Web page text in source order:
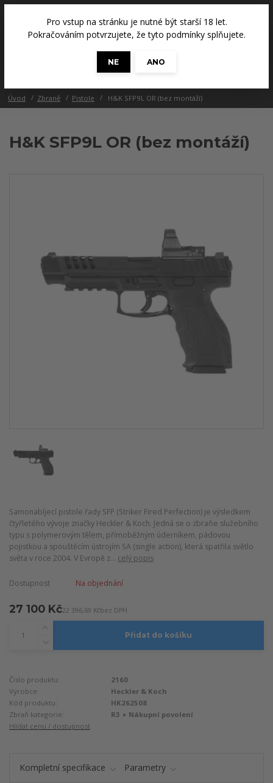
Pro vstup na stránku je nutné být starší 18 let.
Pokračováním potvrzujete, že tyto podmínky splňujete.
NE
ANO
0 Kč
Úvod Zbraně Pistole H&K SFP9L OR (bez montáží)
H&K SFP9L OR (bez montáží)
Samonabíjecí pistole řady SFP (Striker Fired Perfection) je výsledkem
čtyřletého vývoje značky Heckler & Koch. Jedná se o zbraňe služebního
typu s polymerovým tělem, přímoběžným úderníkem, pádovou
pojistkou a spouštěcím ústrojím SA (single action), která spatřila světlo
světa v roce 2004. V Evropě z... celý popis
Dostupnost Na objednání
27 100 Kč22 396,69 Kčbez DPH
Přidat do košíku
Číslo produktu:
2160
Výrobce:
Heckler & Koch
Kód produktu:
HK262508
Zbraň kategorie:
R3 + Nákupní povolení
Hlídat cenu / dostupnost
Kompletní specifikace Parametry